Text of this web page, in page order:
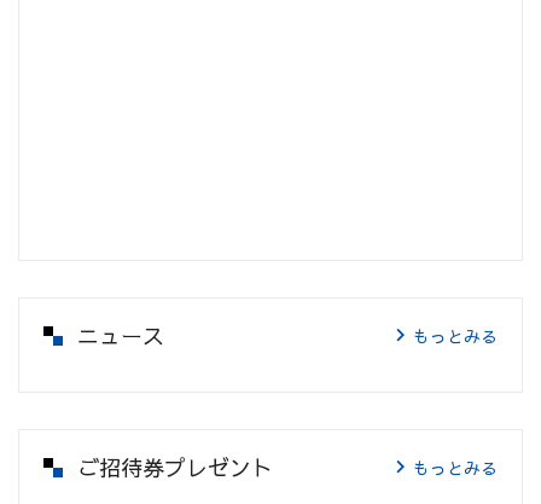
ニュース もっとみる
ご招待券プレゼント もっとみる